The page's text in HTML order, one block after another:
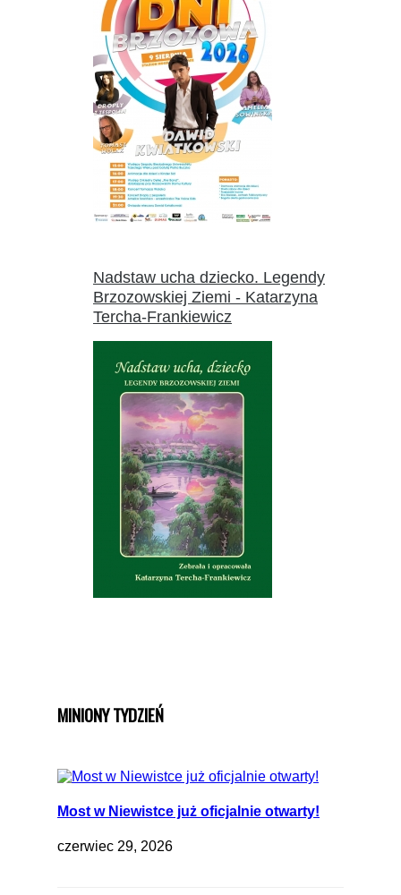
Nadstaw ucha dziecko. Legendy
Brzozowskiej Ziemi - Katarzyna
Tercha-Frankiewicz
MINIONY TYDZIEŃ
Most w Niewistce już oficjalnie otwarty!
czerwiec 29, 2026